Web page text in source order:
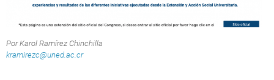
Por Karol Ramírez Chinchilla
kramirezc@uned.ac.cr